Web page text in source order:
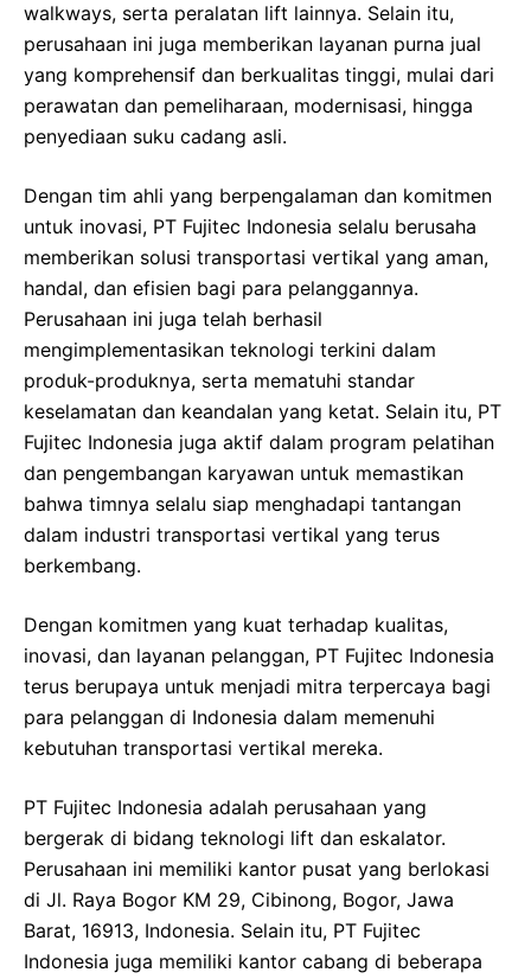
walkways, serta peralatan lift lainnya. Selain itu,
perusahaan ini juga memberikan layanan purna jual
yang komprehensif dan berkualitas tinggi, mulai dari
perawatan dan pemeliharaan, modernisasi, hingga
penyediaan suku cadang asli.
Dengan tim ahli yang berpengalaman dan komitmen
untuk inovasi, PT Fujitec Indonesia selalu berusaha
memberikan solusi transportasi vertikal yang aman,
handal, dan efisien bagi para pelanggannya.
Perusahaan ini juga telah berhasil
mengimplementasikan teknologi terkini dalam
produk-produknya, serta mematuhi standar
keselamatan dan keandalan yang ketat. Selain itu, PT
Fujitec Indonesia juga aktif dalam program pelatihan
dan pengembangan karyawan untuk memastikan
bahwa timnya selalu siap menghadapi tantangan
dalam industri transportasi vertikal yang terus
berkembang.
Dengan komitmen yang kuat terhadap kualitas,
inovasi, dan layanan pelanggan, PT Fujitec Indonesia
terus berupaya untuk menjadi mitra terpercaya bagi
para pelanggan di Indonesia dalam memenuhi
kebutuhan transportasi vertikal mereka.
PT Fujitec Indonesia adalah perusahaan yang
bergerak di bidang teknologi lift dan eskalator.
Perusahaan ini memiliki kantor pusat yang berlokasi
di Jl. Raya Bogor KM 29, Cibinong, Bogor, Jawa
Barat, 16913, Indonesia. Selain itu, PT Fujitec
Indonesia juga memiliki kantor cabang di beberapa